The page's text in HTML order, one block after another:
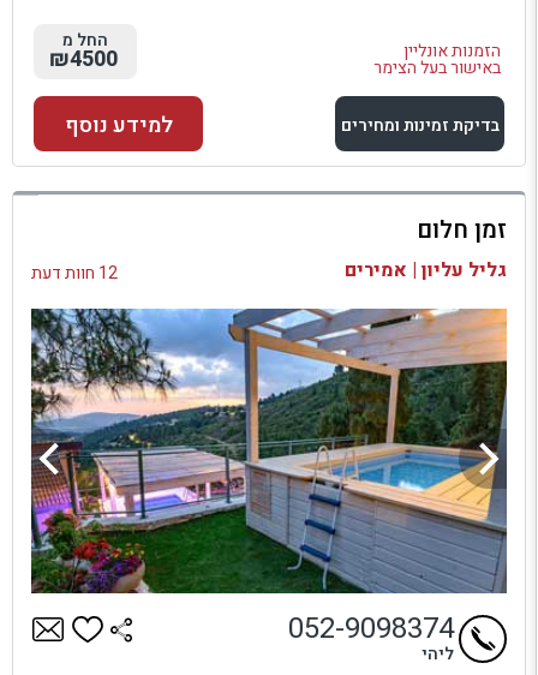
הזמנות אונליין
באישור בעל הצימר
החל מ
₪4500
בדיקת זמינות ומחירים
למתחם זה
בדיקת זמינות ומחירים
למידע נוסף
זמן חלום
גליל עליון | אמירים 12 חוות דעת
052-9098374
ליהי